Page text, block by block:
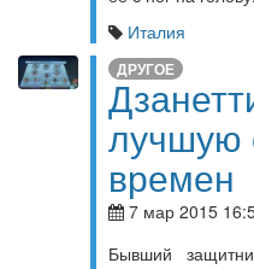
Италия
ДРУГОЕ
лучшую
времен
7 мар 2015
Бывший